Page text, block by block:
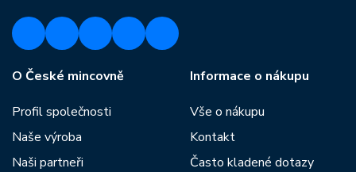
O České mincovně
Profil společnosti
Naše výroba
Naši partneři
Informace o nákupu
Vše o nákupu
Kontakt
Často kladené dotazy